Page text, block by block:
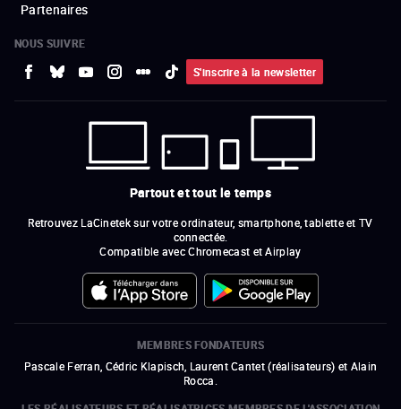
Partenaires
NOUS SUIVRE
S'inscrire à la newsletter
Partout et tout le temps
Retrouvez LaCinetek sur votre ordinateur, smartphone, tablette et TV
connectée.
Compatible avec Chromecast et Airplay
MEMBRES FONDATEURS
Pascale Ferran, Cédric Klapisch, Laurent Cantet (réalisateurs) et Alain
Rocca.